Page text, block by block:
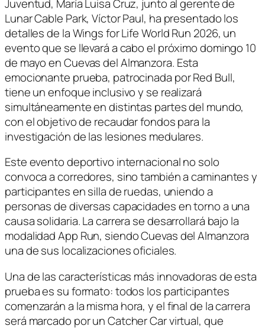
Juventud, María Luisa Cruz, junto al gerente de
Lunar Cable Park, Víctor Paul, ha presentado los
detalles de la Wings for Life World Run 2026, un
evento que se llevará a cabo el próximo domingo 10
de mayo en Cuevas del Almanzora. Esta
emocionante prueba, patrocinada por Red Bull,
tiene un enfoque inclusivo y se realizará
simultáneamente en distintas partes del mundo,
con el objetivo de recaudar fondos para la
investigación de las lesiones medulares.
Este evento deportivo internacional no solo
convoca a corredores, sino también a caminantes y
participantes en silla de ruedas, uniendo a
personas de diversas capacidades en torno a una
causa solidaria. La carrera se desarrollará bajo la
modalidad App Run, siendo Cuevas del Almanzora
una de sus localizaciones oficiales.
Una de las características más innovadoras de esta
prueba es su formato: todos los participantes
comenzarán a la misma hora, y el final de la carrera
será marcado por un Catcher Car virtual, que